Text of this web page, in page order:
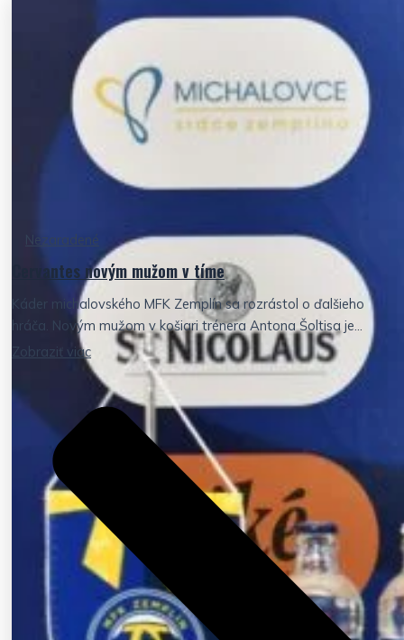
Nezaradené
Cervantes novým mužom v tíme
Káder michalovského MFK Zemplín sa rozrástol o ďalšieho
hráča. Novým mužom v košiari trénera Antona Šoltisa je...
Zobraziť viac